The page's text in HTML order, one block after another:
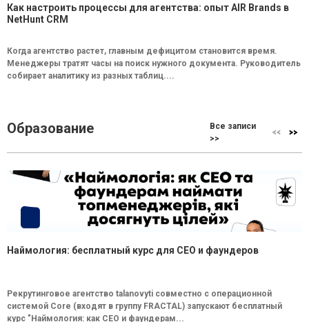
Как настроить процессы для агентства: опыт AIR Brands в
NetHunt CRM
Когда агентство растет, главным дефицитом становится время.
Менеджеры тратят часы на поиск нужного документа. Руководитель
собирает аналитику из разных таблиц....
Образование
Все записи
>>
Наймология: бесплатный курс для CEO и фаундеров
Рекрутинговое агентство talanovyti совместно с операционной
системой Core (входят в группу FRACTAL) запускают бесплатный
курс "Наймология: как СEO и фаундерам...